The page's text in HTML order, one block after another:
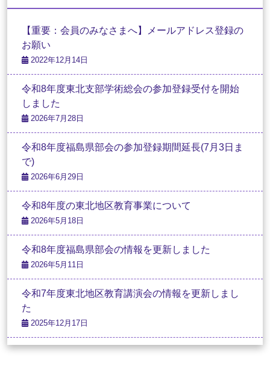
【重要：会員のみなさまへ】メールアドレス登録の
お願い
2022年12月14日
令和8年度東北支部学術総会の参加登録受付を開始
しました
2026年7月28日
令和8年度福島県部会の参加登録期間延長(7月3日ま
で)
2026年6月29日
令和8年度の東北地区教育事業について
2026年5月18日
令和8年度福島県部会の情報を更新しました
2026年5月11日
令和7年度東北地区教育講演会の情報を更新しまし
た
2025年12月17日